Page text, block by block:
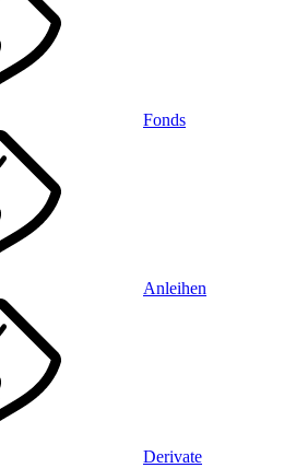
Fonds
Anleihen
Derivate